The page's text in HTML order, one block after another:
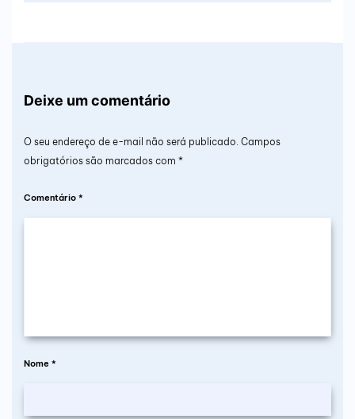
Deixe um comentário
O seu endereço de e-mail não será publicado. Campos
obrigatórios são marcados com *
Comentário *
Nome *